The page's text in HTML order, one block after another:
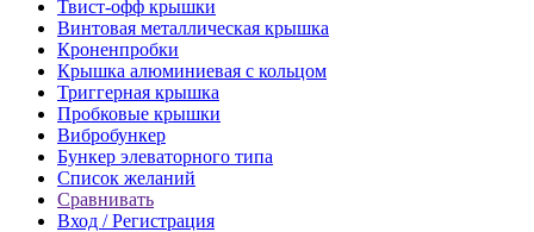
Твист-офф крышки
Винтовая металлическая крышка
Кроненпробки
Крышка алюминиевая с кольцом
Триггерная крышка
Пробковые крышки
Вибробункер
Бункер элеваторного типа
Список желаний
Сравнивать
Вход / Регистрация